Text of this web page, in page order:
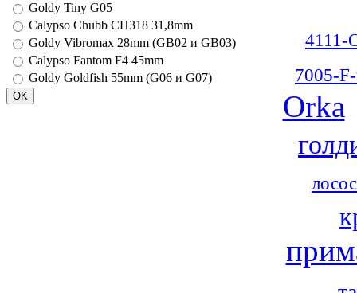
Goldy Tiny G05
Calypso Chubb CH318 31,8mm
Goldy Vibromax 28mm (GB02 и GB03)
Calypso Fantom F4 45mm
Goldy Goldfish 55mm (G06 и G07)
4111-
7005-
Orka